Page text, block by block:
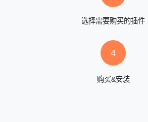
选择需要购买的插件
4
购买&安装